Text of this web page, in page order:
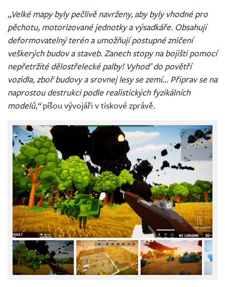
„Velké mapy byly pečlivě navrženy, aby byly vhodné pro
pěchotu, motorizované jednotky a výsadkáře. Obsahují
deformovatelný terén a umožňují postupné zničení
veškerých budov a staveb. Zanech stopy na bojišti pomocí
nepřetržité dělostřelecké palby! Vyhoď do povětří
vozidla, zboř budovy a srovnej lesy se zemí… Připrav se na
naprostou destrukci podle realistických fyzikálních
modelů,“píšou vývojáři v tiskové zprávě.